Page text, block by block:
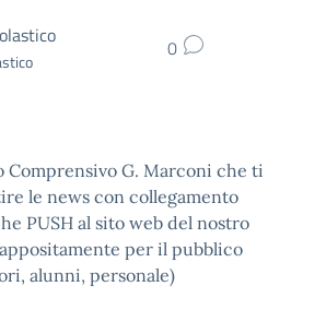
0
Comprensivo G. Marconi che ti
le news con collegamento
PUSH al sito web del nostro
per il pubblico
alunni, personale)